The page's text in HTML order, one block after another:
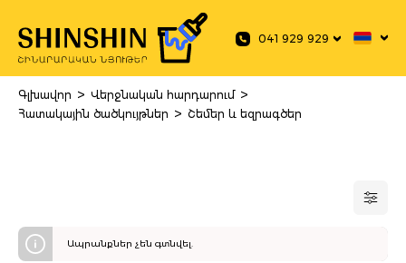
041 929 929
Գլխավոր > Վերջնական հարդարում >
Հատակային ծածկույթներ > Շեմեր և եզրագծեր
Ապրանքներ չեն գտնվել.